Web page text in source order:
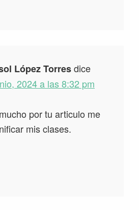
López Torresdice
2024 a las 8:32 pm
por tu articulo me
mis clases.